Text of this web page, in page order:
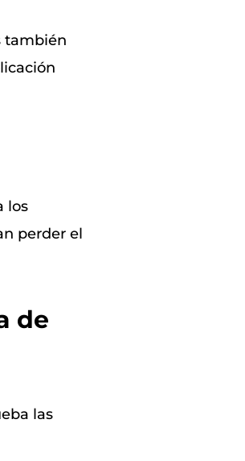
también
los
perder el
de
las